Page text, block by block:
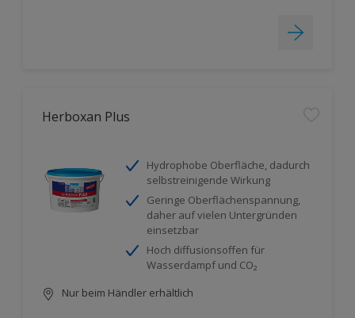
Herboxan Plus
Hydrophobe Oberfläche, dadurch
selbstreinigende Wirkung
Geringe Oberflächenspannung,
daher auf vielen Untergründen
einsetzbar
Hoch diffusionsoffen für
Wasserdampf und CO₂
Nur beim Händler erhältlich